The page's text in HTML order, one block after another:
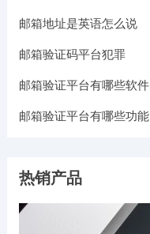
邮箱地址是英语怎么说
邮箱验证码平台犯罪
邮箱验证平台有哪些软件
邮箱验证平台有哪些功能
热销产品